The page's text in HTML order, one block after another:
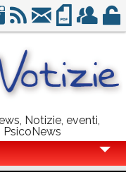
Notizie, eventi,
PsicoNews